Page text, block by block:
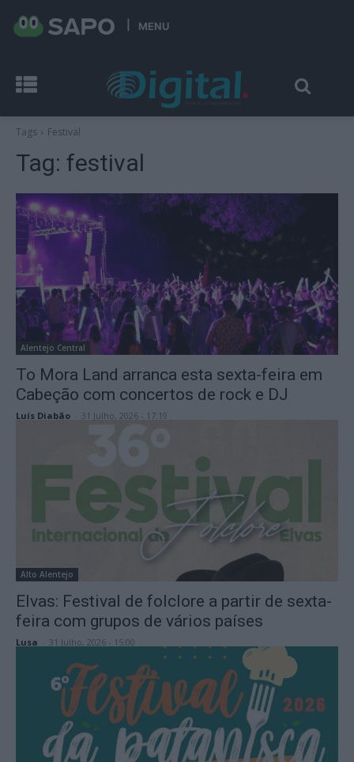
MENU
Tags Festival
Tag: festival
Alentejo Central
To Mora Land arranca esta sexta-feira em
Cabeção com concertos de rock e DJ
Luís Diabão 31 Julho, 2026 - 17:19
Alto Alentejo
Elvas: Festival de folclore a partir de sexta-
feira com grupos de vários países
Lusa 31 Julho, 2026 - 15:00